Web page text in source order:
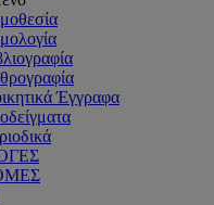
Έγγραφα